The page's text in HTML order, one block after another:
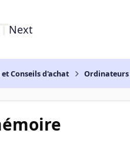
Next
Conseils d'achat Ordinateurs